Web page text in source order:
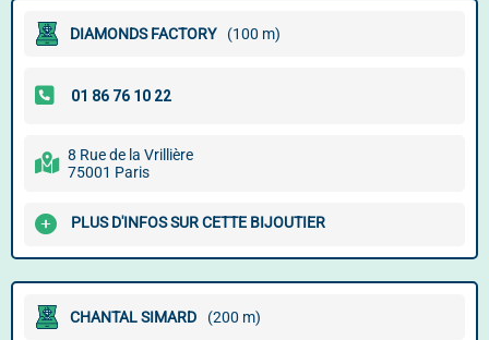
DIAMONDS FACTORY (100 m)
8 Rue de la Vrillière
75001 Paris
PLUS D'INFOS SUR CETTE BIJOUTIER
CHANTAL SIMARD (200 m)